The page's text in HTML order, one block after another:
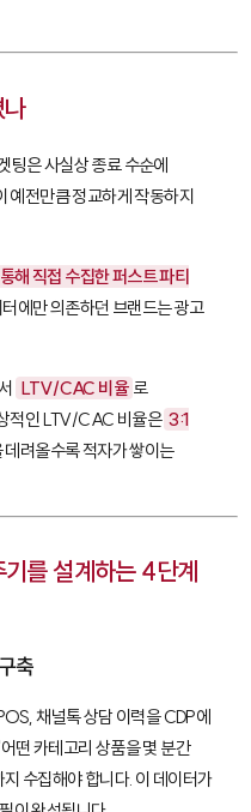
팅은 사실상 종료 수순에
예전만큼 정교하게 작동하지
해 직접 수집한 퍼스트 파티
에만 의존하던 브랜드는 광고
LTV/CAC 비율 로
적인 LTV/CAC 비율은 3:1
데려올수록 적자가 쌓이는
를 설계하는 4단계
축
채널톡 상담 이력을 CDP에
떤 카테고리 상품을 몇 분간
수집해야 합니다. 이 데이터가